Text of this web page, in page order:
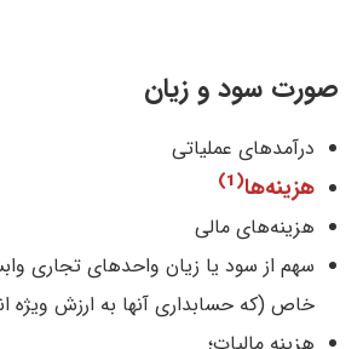
صورت سود و زیان
درآمدهای عملیاتی
هزینه‌ها(1)
هزینه‌های مالی
سهم از سود یا زیان واحدهای تجاری
خاص (که حسابداری آنها به ارزش ویژه